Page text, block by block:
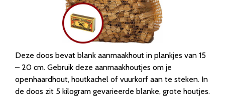
Deze doos bevat blank aanmaakhout in plankjes van 15
– 20 cm. Gebruik deze aanmaakhoutjes om je
openhaardhout, houtkachel of vuurkorf aan te steken. In
de doos zit 5 kilogram gevarieerde blanke, grote houtjes.